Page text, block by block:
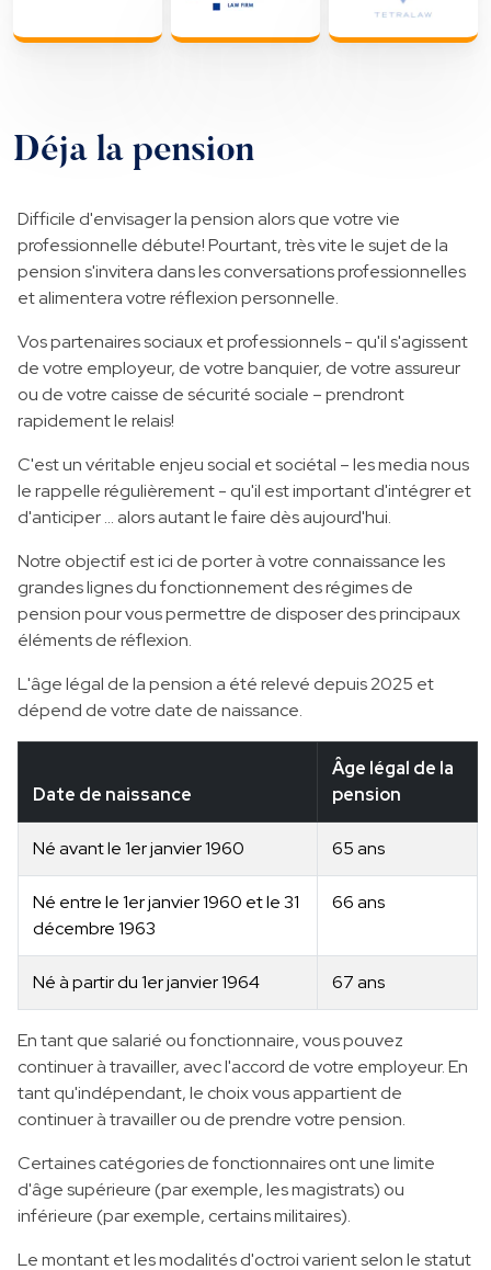
Déja la pension
Difficile d'envisager la pension alors que votre vie
professionnelle débute! Pourtant, très vite le sujet de la
pension s'invitera dans les conversations professionnelles
et alimentera votre réflexion personnelle.
Vos partenaires sociaux et professionnels - qu'il s'agissent
de votre employeur, de votre banquier, de votre assureur
ou de votre caisse de sécurité sociale – prendront
rapidement le relais!
C'est un véritable enjeu social et sociétal – les media nous
le rappelle régulièrement - qu'il est important d'intégrer et
d'anticiper … alors autant le faire dès aujourd'hui.
Notre objectif est ici de porter à votre connaissance les
grandes lignes du fonctionnement des régimes de
pension pour vous permettre de disposer des principaux
éléments de réflexion.
L'âge légal de la pension a été relevé depuis 2025 et
dépend de votre date de naissance.
Date de naissance
Âge légal de la
pension
Né avant le 1er janvier 1960 65 ans
Né entre le 1er janvier 1960 et le 31
décembre 1963
66 ans
Né à partir du 1er janvier 1964 67 ans
En tant que salarié ou fonctionnaire, vous pouvez
continuer à travailler, avec l'accord de votre employeur. En
tant qu'indépendant, le choix vous appartient de
continuer à travailler ou de prendre votre pension.
Certaines catégories de fonctionnaires ont une limite
d'âge supérieure (par exemple, les magistrats) ou
inférieure (par exemple, certains militaires).
Le montant et les modalités d'octroi varient selon le statut